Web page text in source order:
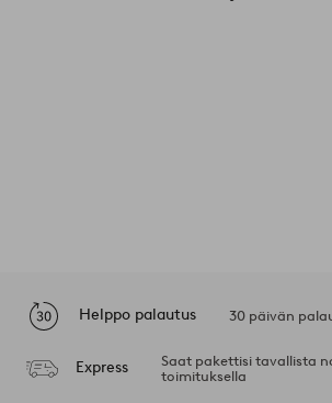
Helppo palautus 30 päivän
Express
Saat pakettisi tavallista
toimituksella